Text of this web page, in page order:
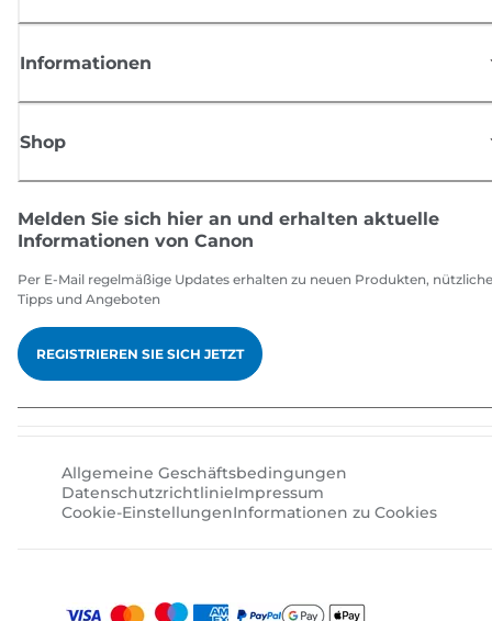
Informationen
Shop
Melden Sie sich hier an und erhalten aktuelle
Informationen von Canon
Per E-Mail regelmäßige Updates erhalten zu neuen Produkten,
Tipps und Angeboten
REGISTRIEREN SIE SICH JETZT
Allgemeine Geschäftsbedingungen
DatenschutzrichtlinieImpressum
Cookie-EinstellungenInformationen zu Cookies